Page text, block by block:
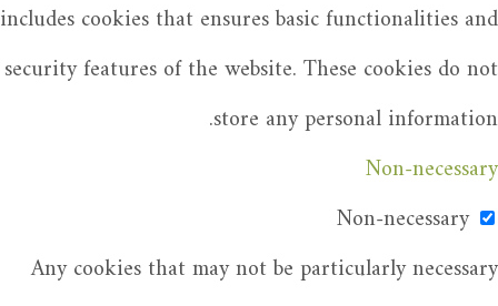
includes cookies that ensures basic functionalities and
security features of the website. These cookies do not
store any personal information.
Non-necessary
Non-necessary
Any cookies that may not be particularly necessary